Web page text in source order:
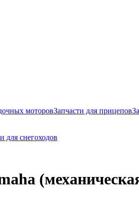
моторовЗапчасти для прицепов
для снегоходов